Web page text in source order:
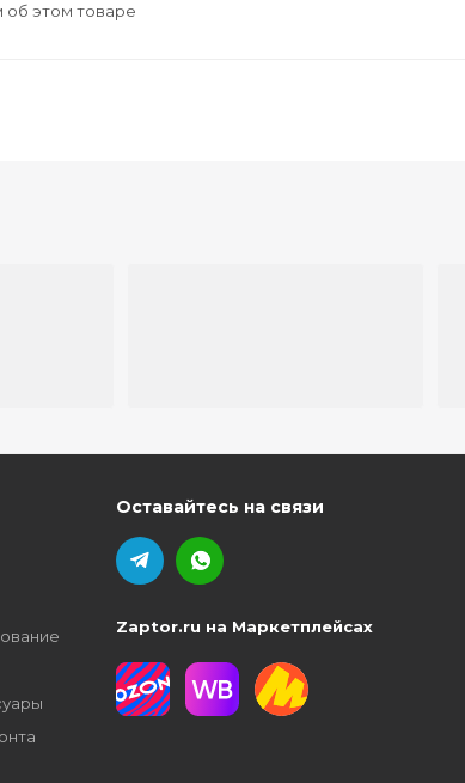
об этом товаре
Оставайтесь на связи
Zaptor.ru на Маркетплейсах